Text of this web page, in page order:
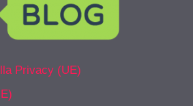
Privacy (UE)